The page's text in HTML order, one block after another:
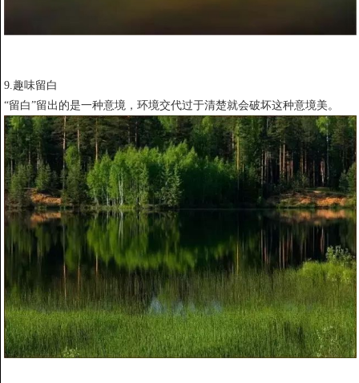
9.趣味留白
“留白”留出的是一种意境，环境交代过于清楚就会破坏这种意境美。